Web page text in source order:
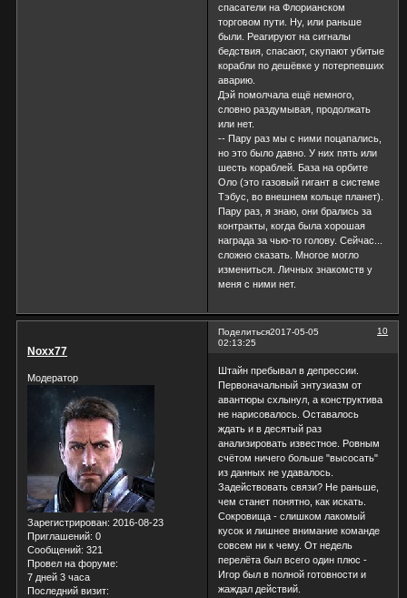
спасатели на Флорианском
торговом пути. Ну, или раньше
были. Реагируют на сигналы
бедствия, спасают, скупают убитые
корабли по дешёвке у потерпевших
аварию.
Дэй помолчала ещё немного,
словно раздумывая, продолжать
или нет.
-- Пару раз мы с ними поцапались,
но это было давно. У них пять или
шесть кораблей. База на орбите
Оло (это газовый гигант в системе
Тэбус, во внешнем кольце планет).
Пару раз, я знаю, они брались за
контракты, когда была хорошая
награда за чью-то голову. Сейчас...
сложно сказать. Многое могло
измениться. Личных знакомств у
меня с ними нет.
Поделиться 10
2017-05-05
02:13:25
Noxx77
Модератор
Зарегистрирован: 2016-08-23
Приглашений: 0
Сообщений: 321
Провел на форуме:
7 дней 3 часа
Последний визит:
Штайн пребывал в депрессии.
Первоначальный энтузиазм от
авантюры схлынул, а конструктива
не нарисовалось. Оставалось
ждать и в десятый раз
анализировать известное. Ровным
счётом ничего больше "высосать"
из данных не удавалось.
Задействовать связи? Не раньше,
чем станет понятно, как искать.
Сокровища - слишком лакомый
кусок и лишнее внимание команде
совсем ни к чему. От недель
перелёта был всего один плюс -
Игор был в полной готовности и
жаждал действий.